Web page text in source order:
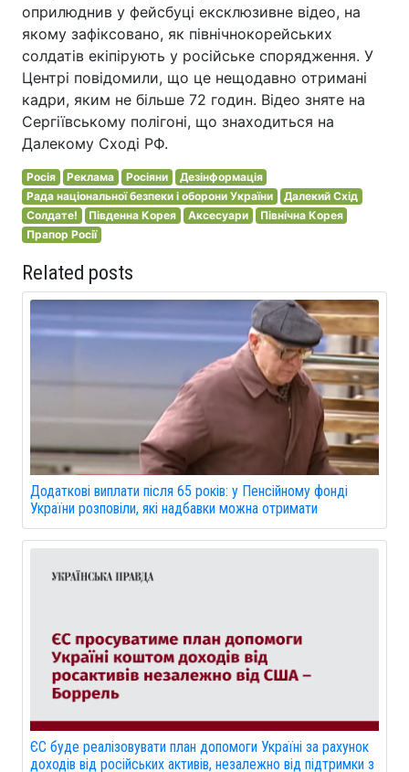
оприлюднив у фейсбуці ексклюзивне відео, на
якому зафіксовано, як північнокорейських
солдатів екіпірують у російське спорядження. У
Центрі повідомили, що це нещодавно отримані
кадри, яким не більше 72 годин. Відео зняте на
Сергіївському полігоні, що знаходиться на
Далекому Сході РФ.
Росія Реклама Росіяни
Дезінформація
Рада національної безпеки і оборони України
Далекий Схід
Солдате!
Південна Корея Аксесуари
Північна Корея
Прапор Росії
Related posts
Додаткові виплати після 65 років: у Пенсійному фонді
України розповіли, які надбавки можна отримати
ЄС буде реалізовувати план допомоги Україні за рахунок
доходів від російських активів, незалежно від підтримки з